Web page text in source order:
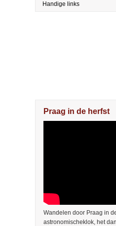
Handige links
Praag in de herfst
Wandelen door Praag in
astronomischeklok, het